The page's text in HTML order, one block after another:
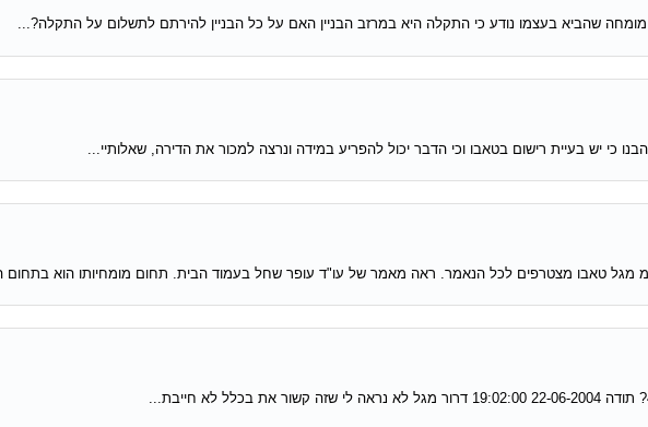
שהביא בעצמו נודע כי התקלה היא במרזב הבניין האם על כל הבניין להירתם לתשלום על התקלה?...
כי יש בעיית רישום בטאבו וכי הדבר יכול להפריע במידה ונרצה למכור את הדירה, שאלותיי...